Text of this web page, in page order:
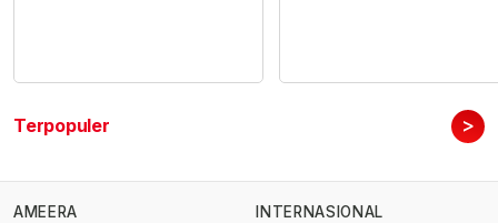
Terpopuler >
AMEERA
INTERNASIONAL